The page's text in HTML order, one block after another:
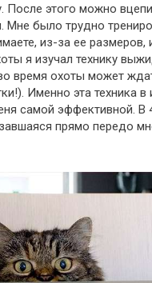
После этого можно
Мне было трудно
из-за ее
я изучал технику
время охоты может
Именно эта техника в
самой эффективной. В
прямо передо